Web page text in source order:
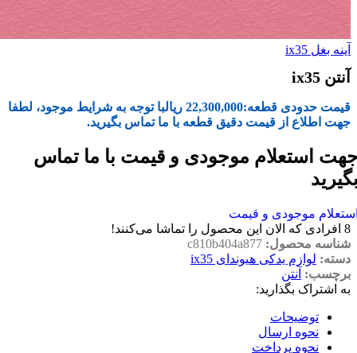
آینه بغل ix35
آنتن ix35
قیمت حدودی قطعه:22,300,000 ریالبا توجه به شرایط موجود، لطفا
جهت اطلاع از قیمت دقیق قطعه با ما تماس بگیرید.
استعلام موجودی و قیمت با ما تماس
موجودی و قیمت
8 افرادی که الان این محصول را تماشا می‌کنند!
شناسه محصول: c810b404a877
دسته: لوازم یدکی هیوندای ix35
برچسب: آنتن
به اشتراک بگذارید:
توضیحات
نحوه ارسال
نحوه پرداخت